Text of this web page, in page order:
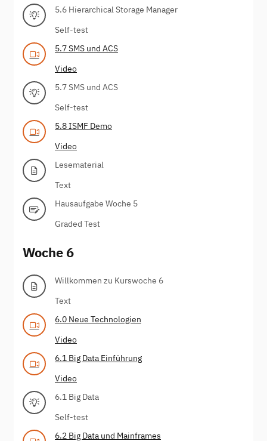
5.6 Hierarchical Storage Manager
Self-test
5.7 SMS und ACS
Video
5.7 SMS und ACS
Self-test
5.8 ISMF Demo
Video
Lesematerial
Text
Hausaufgabe Woche 5
Graded Test
Woche 6
Willkommen zu Kurswoche 6
Text
6.0 Neue Technologien
Video
6.1 Big Data Einführung
Video
6.1 Big Data
Self-test
6.2 Big Data und Mainframes